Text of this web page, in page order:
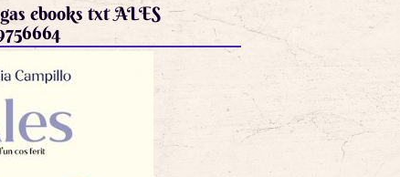
ebooks txt ALES